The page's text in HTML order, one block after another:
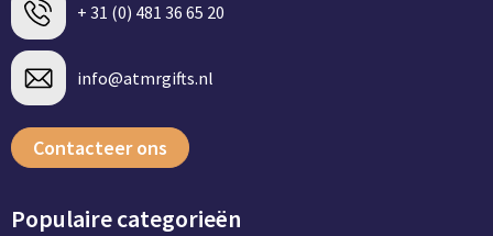
+ 31 (0) 481 36 65 20
info@atmrgifts.nl
Contacteer ons
Populaire categorieën